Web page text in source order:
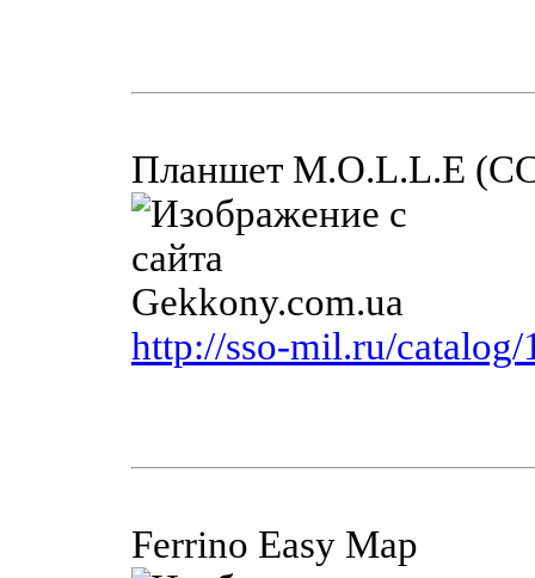
Планшет M.O.L.L.E
http://sso-mil.ru/catalog/
Ferrino Easy Map